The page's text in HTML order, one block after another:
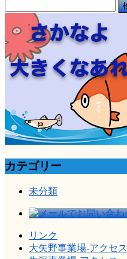
索:
カテゴリー
未分類
リンク
大矢野事業場-アクセス